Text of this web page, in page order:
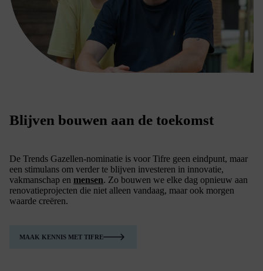
Blijven bouwen aan de toekomst
De Trends Gazellen-nominatie is voor Tifre geen eindpunt, maar
een stimulans om verder te blijven investeren in innovatie,
vakmanschap en mensen. Zo bouwen we elke dag opnieuw aan
renovatieprojecten die niet alleen vandaag, maar ook morgen
waarde creëren.
MAAK KENNIS MET TIFRE